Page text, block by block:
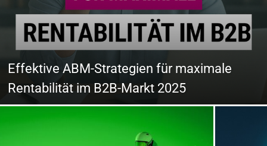
Effektive ABM-Strategien für maximale
Rentabilität im B2B-Markt 2025